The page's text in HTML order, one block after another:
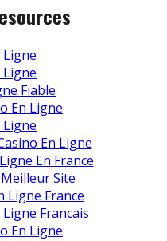
Ligne
Ligne
Fiable
En Ligne
Ligne
En Ligne
En France
Site
Ligne France
Francais
En Ligne